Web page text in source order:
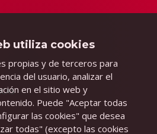
utiliza cookies
propias y de terceros para
del usuario, analizar el
en el sitio web y
Puede "Aceptar todas
las cookies" que desea
todas" (excepto las cookies